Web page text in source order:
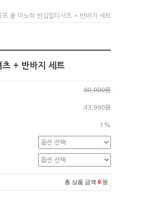
쿨 아노락 반집업티셔츠 + 반바지 세트
츠 + 반바지 세트
80,000원
43,990원
1%
총 상품 금액 0 원